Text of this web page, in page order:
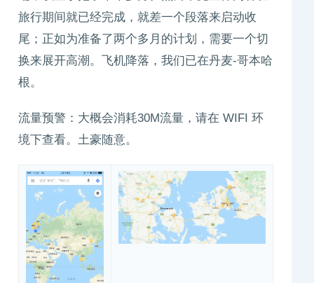
旅行期间就已经完成，就差一个段落来启动收
尾；正如为准备了两个多月的计划，需要一个切
换来展开高潮。飞机降落，我们已在丹麦-哥本哈
根。
流量预警：大概会消耗30M流量，请在 WIFI 环
境下查看。土豪随意。